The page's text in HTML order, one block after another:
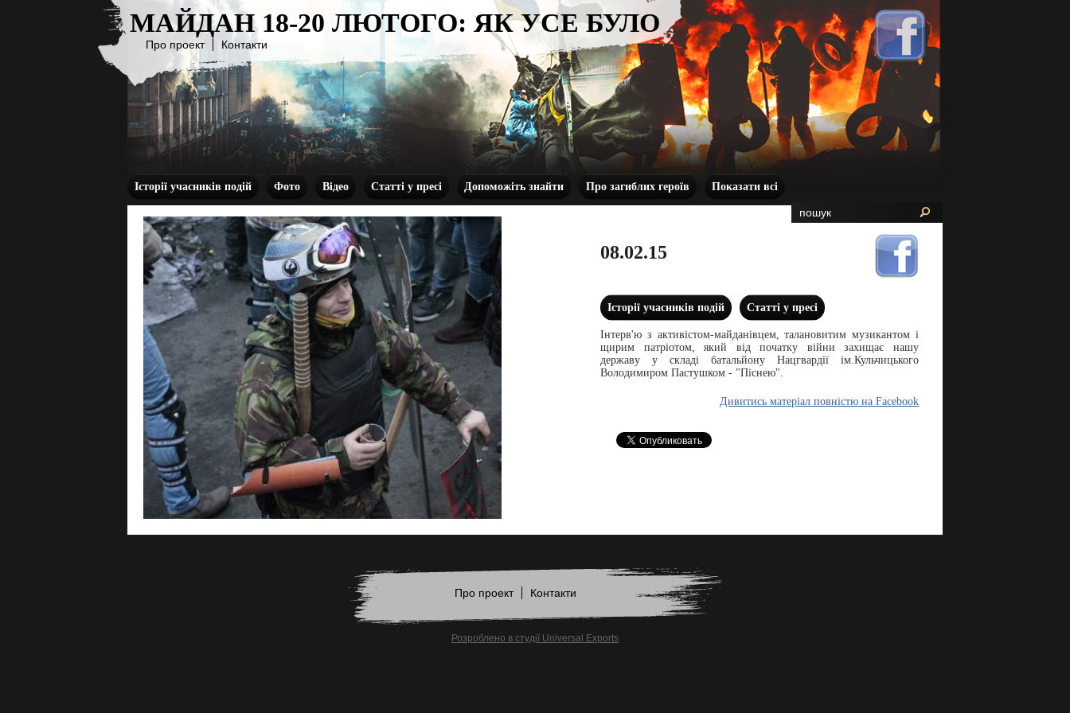
МАЙДАН 18-20 ЛЮТОГО: ЯК УСЕ БУЛО
Про проект Контакти
Історії учасників подій Фото Відео Статті у пресі Допоможіть знайти Про загиблих героїв Показати всі
08.02.15
Історії учасників подій Статті у пресі
Інтерв'ю з активістом-майданівцем, талановитим музикантом і
щирим патріотом, який від початку війни захищає нашу
державу у складі батальйону Нацгвардії ім.Кульчицького
Володимиром Пастушком - "Піснею".
Дивитись матеріал повністю на Facebook
Про проект Контакти
Розроблено в студії Universal Exports